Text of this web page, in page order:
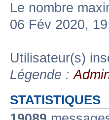
Le nombre
06 Fév 2020,
Utilisateur(s)
Légende :
STATISTIQUES